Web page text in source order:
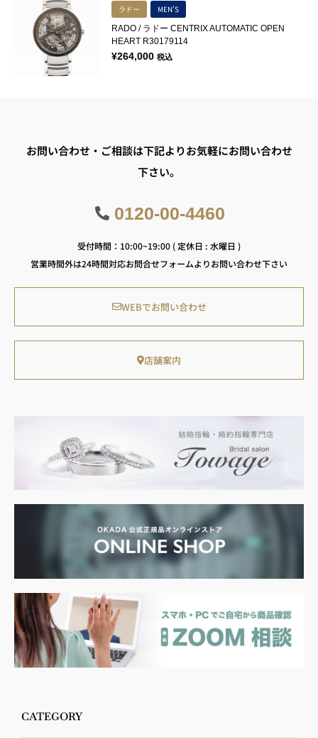
ラドー MEN'S
RADO / ラドー CENTRIX AUTOMATIC OPEN
HEART R30179114
¥264,000 税込
お問い合わせ・ご相談は下記よりお気軽にお問い合わせ
下さい。
0120-00-4460
受付時間：10:00~19:00 ( 定休日 : 水曜日 )
営業時間外は24時間対応お問合せフォームよりお問い合わせ下さい
WEBでお問い合わせ
店舗案内
CATEGORY